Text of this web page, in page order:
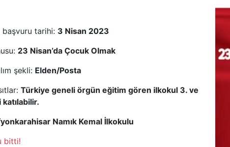
başvuru tarihi: 3 Nisan 2023
23 Nisan’da Çocuk Olmak
şekli: Elden/Posta
Türkiye geneli örgün eğitim gören ilkokul 3. ve
Namık Kemal İlkokulu
bitti!